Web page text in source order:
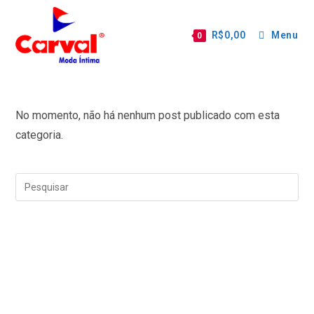
0 R$0,00 Menu
No momento, não há nenhum post publicado com esta
categoria.